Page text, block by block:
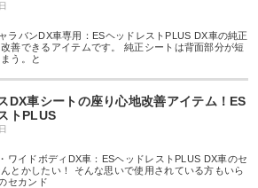
ラバンDX車専用：ESヘッドレストPLUS DX車の純正
善できるアイテムです。 純正シートは背面部分が短
う。と
DX車シートの座り心地改善アイテム！ES
トPLUS
ワイドボディDX車：ESヘッドレストPLUS DX車のセ
とかしたい！ そんな思いで使用されている方もいら
セカンド